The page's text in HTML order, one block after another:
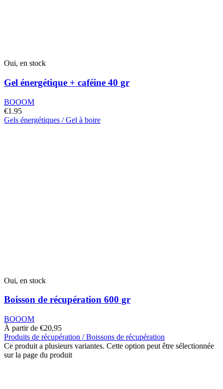
Oui, en stock
Gel énergétique + caféine 40 gr
BOOOM
€1.95
Gels énergétiques / Gel à boire
Oui, en stock
Boisson de récupération 600 gr
BOOOM
À partir de €20,95
Produits de récupération / Boissons de récupération
Ce produit a plusieurs variantes. Cette option peut être sélectionnée
sur la page du produit